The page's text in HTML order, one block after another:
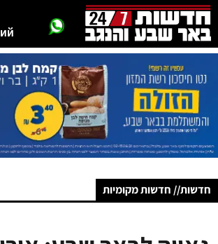
חדשות// חדשות מקומיות